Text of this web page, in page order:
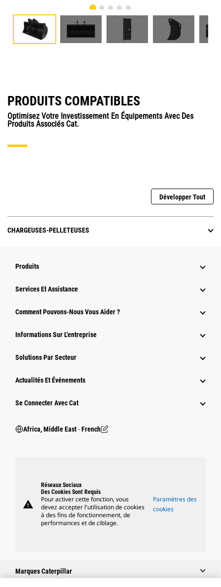
PRODUITS COMPATIBLES
Optimisez Votre Investissement En Équipements Avec Des
Produits Associés Cat.
Développer Tout
CHARGEUSES-PELLETEUSES
Produits
Services Et Assistance
Comment Pouvons-Nous Vous Aider ?
Informations Sur L'entreprise
Solutions Par Secteur
Actualités Et Événements
Se Connecter Avec Cat
Africa, Middle East ‧ French
warning
Réseaux Sociaux
Des Cookies Sont Requis
Pour activer cette fonction, vous
devez accepter l'utilisation de cookies
à des fins de fonctionnement, de
performances et de ciblage.
Paramètres des
cookies
Marques Caterpillar